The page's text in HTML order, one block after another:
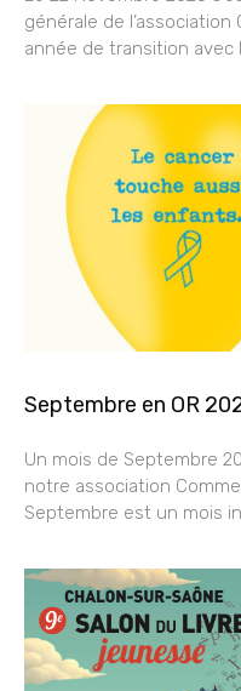
générale de
année de transition
Septembre en OR
Un mois de Septembre
notre association
Septembre est un mois